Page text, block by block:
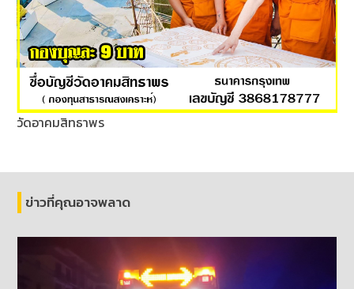
วัดอาคมสิทธาพร
ข่าวที่คุณอาจพลาด